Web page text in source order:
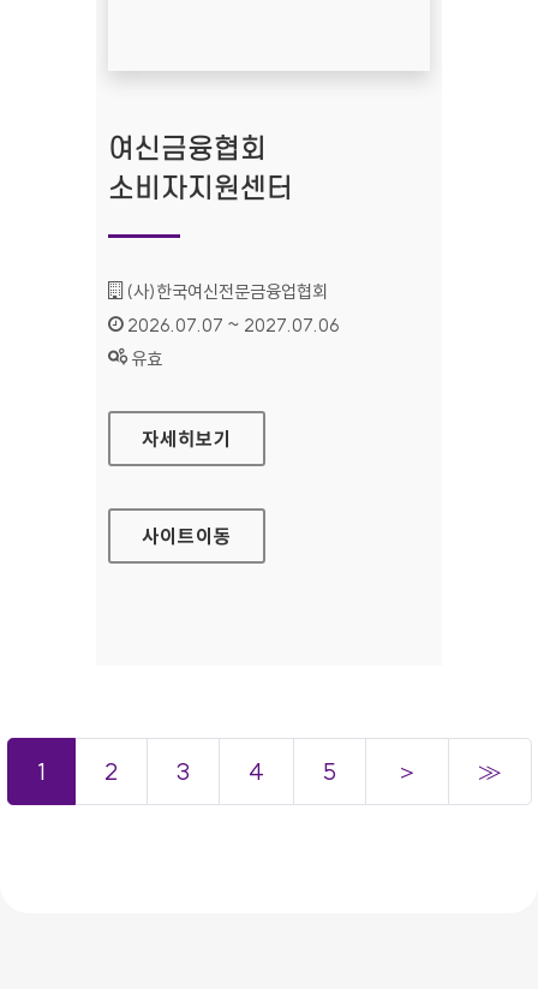
여신금융협회
소비자지원센터
기관명 :
(사)한국여신전문금융업협회
인증기간 :
2026.07.07 ~ 2027.07.06
상태 :
유효
여신금융협회 소비자지원센터
자세히보기
사이트이동
1 2 3 4 5 ＞ ≫